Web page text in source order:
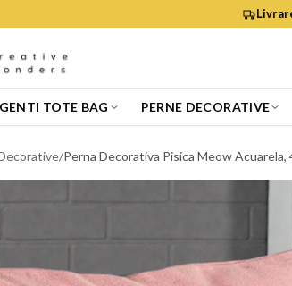
GENTI TOTE BAG PERNE DECORATIVE
/Perna Decorativa Pisica Meow Acuarela,